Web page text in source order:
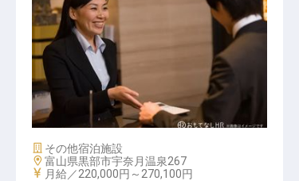
サービススタッフ / 正社員
施設業態
その他宿泊施設
勤務地
富山県黒部市宇奈月温泉267
給与
月給／220,000円～ 270,100円